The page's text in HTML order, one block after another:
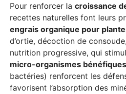
Pour renforcer la croissance
recettes naturelles font leurs
engrais organique pour
d’ortie, décoction de
nutrition progressive, qui
micro-organismes bénéfiques
bactéries) renforcent les
favorisent l’absorption des